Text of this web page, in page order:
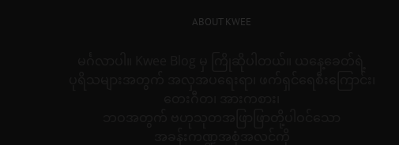
ABOUT KWEE